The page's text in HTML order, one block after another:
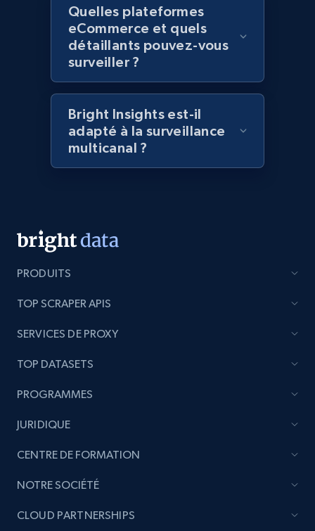
Home Depot US - Discover products by
specified UPC
URL, Domain, Country code, Model number,
Sku, Product id, Product name, Manufacturer,
and more.
2.1K+ 353+ Commencer
Sku, Product id, Product name, Manufacturer,
and more.
Etsy
Reviews count shop, Reviews count item, Initial
1.9K+ 322+
Etsy - Collect data on products using
Quelles plateformes
eCommerce et quels
détaillants pouvez-vous
surveiller ?
Bright Insights est-il
adapté à la surveillance
multicanal ?
PRODUITS
TOP SCRAPER APIS
SERVICES DE PROXY
TOP DATASETS
PROGRAMMES
JURIDIQUE
CENTRE DE FORMATION
NOTRE SOCIÉTÉ
CLOUD PARTNERSHIPS